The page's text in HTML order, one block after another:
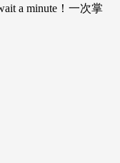
a minute！一次掌